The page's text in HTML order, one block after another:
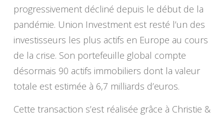
progressivement décliné depuis le début de la
pandémie. Union Investment est resté l’un des
investisseurs les plus actifs en Europe au cours
de la crise. Son portefeuille global compte
désormais 90 actifs immobiliers dont la valeur
totale est estimée à 6,7 milliards d’euros.
Cette transaction s’est réalisée grâce à Christie &